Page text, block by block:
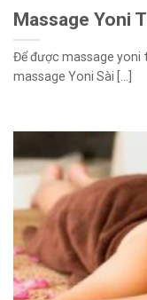
Massage Yoni
Để được massage yoni
massage Yoni Sài [...]